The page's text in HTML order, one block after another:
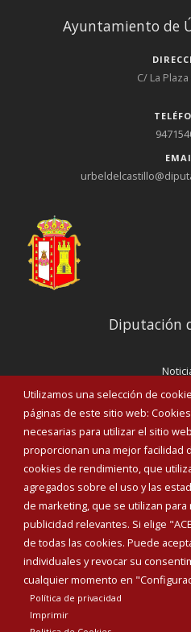
Utilizamos una selección de
páginas de este sitio web:
necesarias para utilizar el sitio
proporcionan una mejor facilidad
cookies de rendimiento, que
agregados sobre el uso y las
de marketing, que se utilizan
publicidad relevantes. Si elige
de todas las cookies. Puede
individuales y revocar su
cualquier momento en
Política de privacidad
Imprimir
Ayuntamiento de
C/ La
Diputación
Corporación
Teléfonos
INICIAR
MAPA